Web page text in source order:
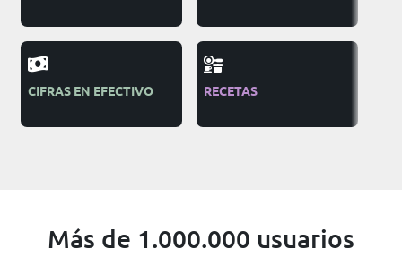
CIFRAS EN EFECTIVO RECETAS
Más de 1.000.000 usuarios